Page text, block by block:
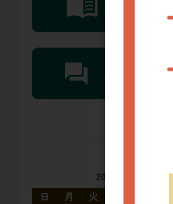
2026年8月
日
月 火